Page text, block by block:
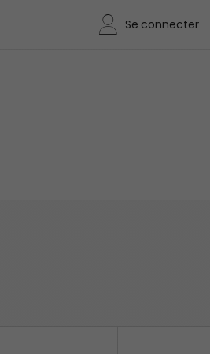
Se connecter